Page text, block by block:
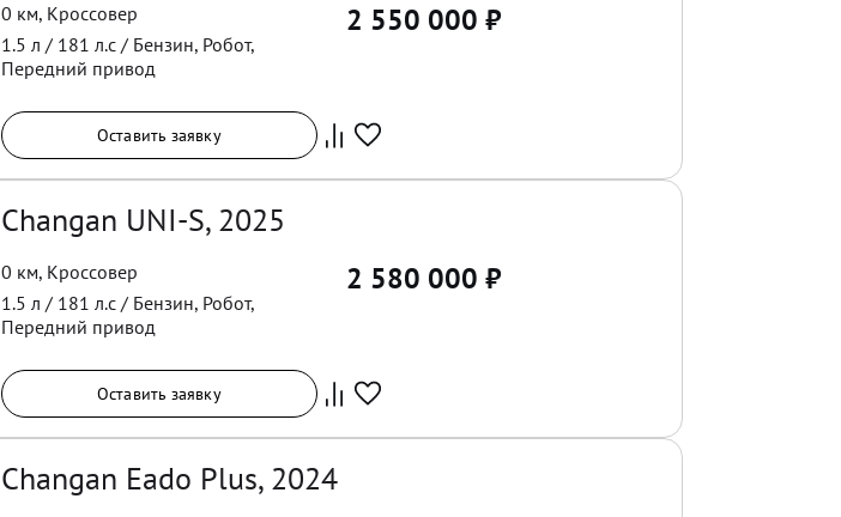
0 км, Кроссовер
1.5 л / 181 л.с / Бензин, Робот,
Передний привод
2 550 000 ₽
Оставить заявку
Changan UNI-S, 2025
0 км, Кроссовер
1.5 л / 181 л.с / Бензин, Робот,
Передний привод
2 580 000 ₽
Оставить заявку
Changan Eado Plus, 2024